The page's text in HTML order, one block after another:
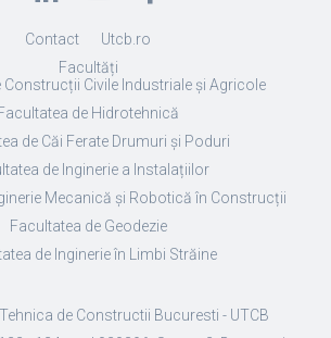
Contact
Utcb.ro
Facultăți
Construcții Civile Industriale și Agricole
Facultatea de Hidrotehnică
de Căi Ferate Drumuri și Poduri
de Inginerie a Instalațiilor
Mecanică și Robotică în Construcții
Facultatea de Geodezie
de Inginerie în Limbi Străine
de Constructii Bucuresti - UTCB